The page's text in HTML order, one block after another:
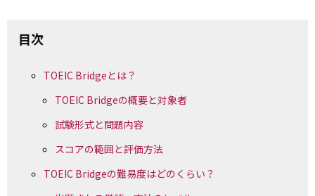
目次
TOEIC Bridgeとは？
TOEIC Bridgeの概要と対象者
試験形式と問題内容
スコアの範囲と評価方法
TOEIC Bridgeの難易度はどのくらい？